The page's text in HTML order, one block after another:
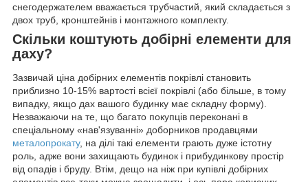
снегодержателем вважається трубчастий, який складається з
двох труб, кронштейнів і монтажного комплекту.
Скільки коштують добірні елементи для
даху?
Зазвичай ціна добірних елементів покрівлі становить
приблизно 10-15% вартості всієї покрівлі (або більше, в тому
випадку, якщо дах вашого будинку має складну форму).
Незважаючи на те, що багато покупців переконані в
спеціальному «нав'язуванні» доборников продавцями
металопрокату, на ділі такі елементи грають дуже істотну
роль, адже вони захищають будинок і прибудинкову простір
від опадів і бруду. Втім, дещо на ніж при купівлі добірних